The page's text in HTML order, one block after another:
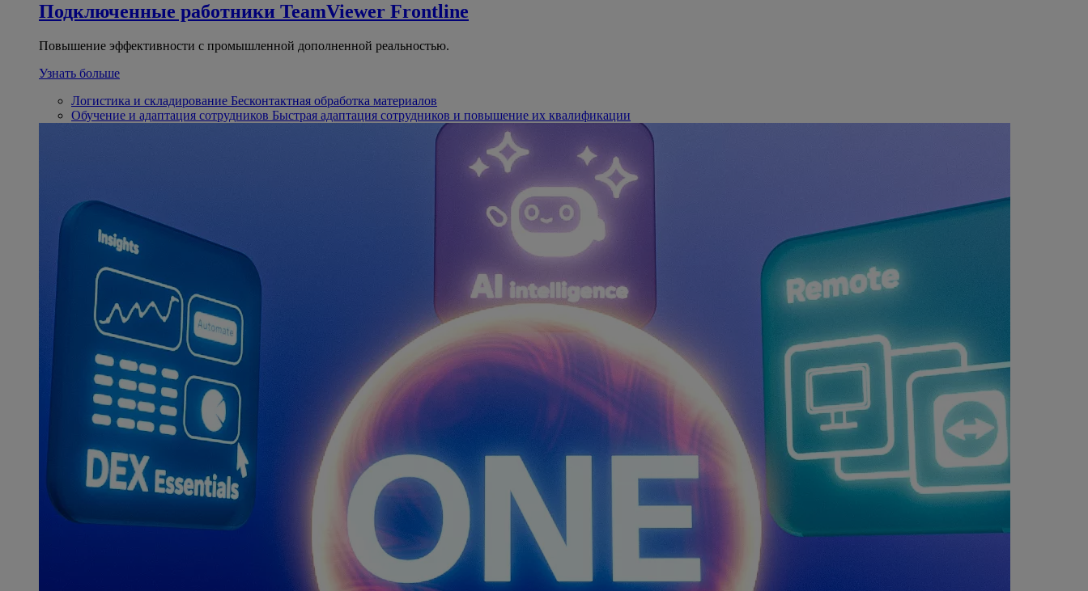
Подключенные работники TeamViewer Frontline
Повышение эффективности с промышленной дополненной реальностью.
Узнать больше
Логистика и складирование Бесконтактная обработка материалов
Обучение и адаптация сотрудников Быстрая адаптация сотрудников и повышение их квалификации